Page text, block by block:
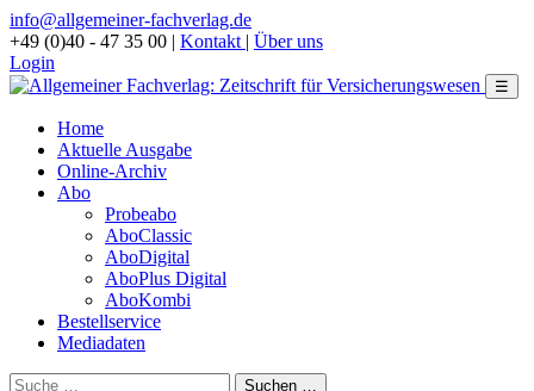
info@allgemeiner-fachverlag.de
+49 (0)40 - 47 35 00 | Kontakt | Über uns
Login
☰
Home
Aktuelle Ausgabe
Online-Archiv
Abo
Probeabo
AboClassic
AboDigital
AboPlus Digital
AboKombi
Bestellservice
Mediadaten